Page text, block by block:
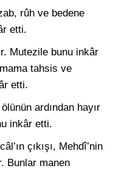
rûh ve bedene
etti.
Mutezile bunu inkâr
tahsis ve
etti.
ardından hayır
inkâr etti.
çıkışı, Mehdî’nin
Bunlar manen